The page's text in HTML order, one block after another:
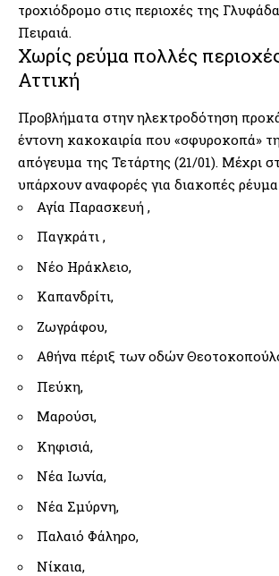
τροχιόδρομο στις περιοχές της
Πειραιά.
Χωρίς ρεύμα πολλές
Αττική
Προβλήματα στην ηλεκτροδότηση
έντονη κακοκαιρία που «σφυροκοπά»
απόγευμα της Τετάρτης (21/01). Μέχρι
υπάρχουν αναφορές για διακοπές
Αγία Παρασκευή ,
Παγκράτι ,
Νέο Ηράκλειο,
Καπανδρίτι,
Ζωγράφου,
Αθήνα πέριξ των οδών
Πεύκη,
Μαρούσι,
Κηφισιά,
Νέα Ιωνία,
Νέα Σμύρνη,
Παλαιό Φάληρο,
Νίκαια,